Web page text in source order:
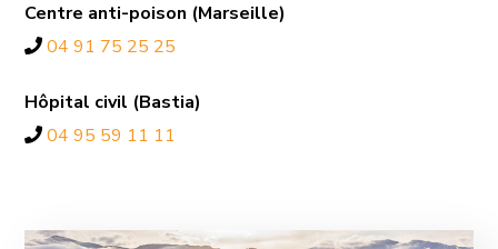
Centre anti-poison (Marseille)
04 91 75 25 25
Hôpital civil (Bastia)
04 95 59 11 11